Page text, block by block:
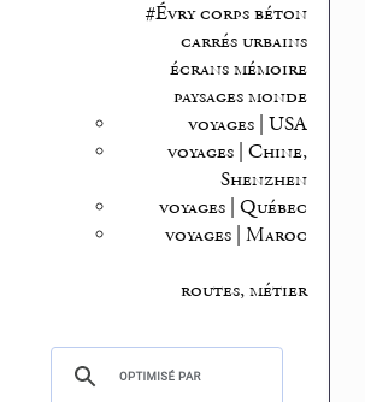
#Évry corps béton
carrés urbains
écrans mémoire
paysages monde
voyages | USA
voyages | Chine,
Shenzhen
voyages | Québec
voyages | Maroc
routes, métier